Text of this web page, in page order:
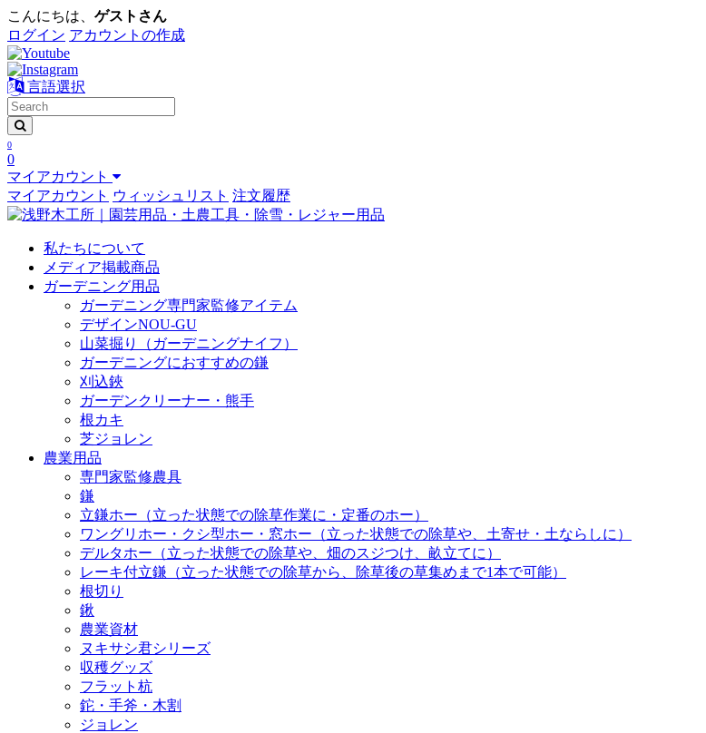
こんにちは、 ゲストさん
ログイン アカウントの作成
言語選択
0
0
マイアカウント
マイアカウント ウィッシュリスト 注文履歴
私たちについて
メディア掲載商品
ガーデニング用品
ガーデニング専門家監修アイテム
デザインNOU-GU
山菜掘り（ガーデニングナイフ）
ガーデニングにおすすめの鎌
刈込鋏
ガーデンクリーナー・熊手
根カキ
芝ジョレン
農業用品
専門家監修農具
鎌
立鎌ホー（立った状態での除草作業に・定番のホー）
ワングリホー・クシ型ホー・窓ホー（立った状態での除草や、土寄せ・土ならしに）
デルタホー（立った状態での除草や、畑のスジつけ、畝立てに）
レーキ付立鎌（立った状態での除草から、除草後の草集めまで1本で可能）
根切り
鍬
農業資材
ヌキサシ君シリーズ
収穫グッズ
フラット杭
鉈・手斧・木割
ジョレン